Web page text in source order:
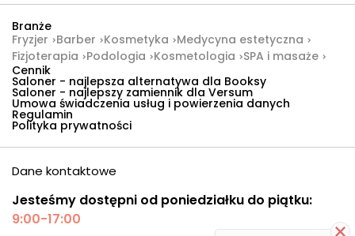
Branże
Fryzjer Barber Kosmetyka Medycyna estetyczna
Fizjoterapia Podologia Kosmetologia SPA i masaże
Cennik
Saloner - najlepsza alternatywa dla Booksy
Saloner - najlepszy zamiennik dla Versum
Umowa świadczenia usług i powierzenia danych
Regulamin
Polityka prywatności
Dane kontaktowe
Jesteśmy dostępni od poniedziałku do piątku:
9:00-17:00